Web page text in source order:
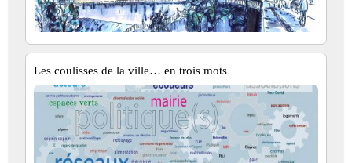
Les coulisses de la ville… en trois mots